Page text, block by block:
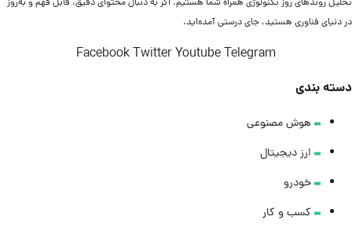
روندهای روز تکنولوژی همراه شما هستیم. اگر به دنبال محتوای دقیق، قابل فهم و به‌روز
دنیای فناوری هستید، جای درستی آمده‌اید.
FacebookTwitterYoutubeTelegram
بندی
هوش مصنوعی
ارز دیجیتال
خودرو
کسب و کار